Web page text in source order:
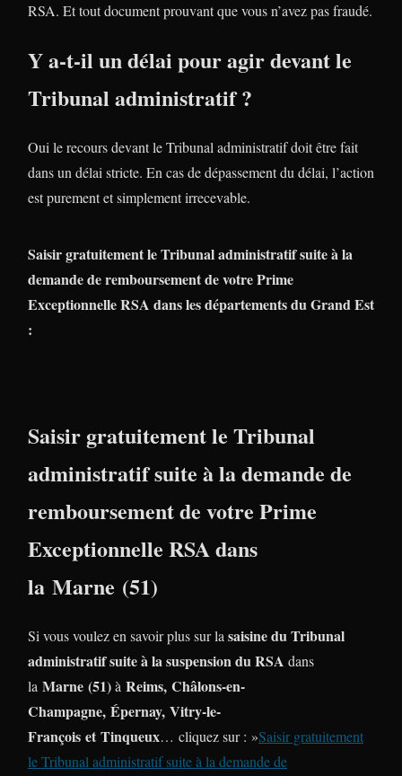
RSA. Et tout document prouvant que vous n’avez pas fraudé.
Y a-t-il un délai pour agir devant le
Tribunal administratif ?
Oui le recours devant le Tribunal administratif doit être fait
dans un délai stricte. En cas de dépassement du délai, l’action
est purement et simplement irrecevable.
Saisir gratuitement le Tribunal administratif suite à la
demande de remboursement de votre Prime
Exceptionnelle RSA dans les départements du Grand Est
:
Saisir gratuitement le Tribunal
administratif suite à la demande de
remboursement de votre Prime
Exceptionnelle RSA dans
la Marne (51)
Si vous voulez en savoir plus sur la saisine du Tribunal
administratif suite à la suspension du RSA dans
la Marne (51)à Reims, Châlons-en-
Champagne, Épernay, Vitry-le-
François et Tinqueux… cliquez sur : »Saisir gratuitement
le Tribunal administratif suite à la demande de